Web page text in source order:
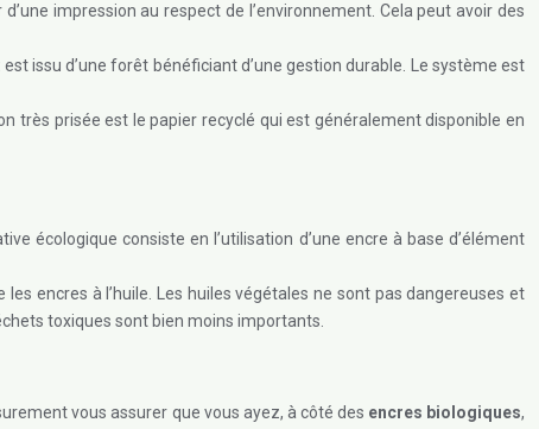
impression au respect de l’environnement. Cela peut avoir des
issu d’une forêt bénéficiant d’une gestion durable. Le système est
très prisée est le papier recyclé qui est généralement disponible en
écologique consiste en l’utilisation d’une encre à base d’élément
encres à l’huile. Les huiles végétales ne sont pas dangereuses et
toxiques sont bien moins importants.
vous assurer que vous ayez, à côté des encres biologiques,